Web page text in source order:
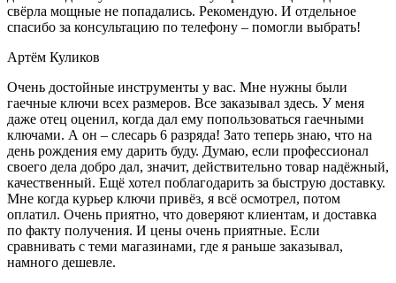
свёрла мощные не попадались. Рекомендую. И отдельное
спасибо за консультацию по телефону – помогли выбрать!
Артём Куликов
Очень достойные инструменты у вас. Мне нужны были
гаечные ключи всех размеров. Все заказывал здесь. У меня
даже отец оценил, когда дал ему попользоваться гаечными
ключами. А он – слесарь 6 разряда! Зато теперь знаю, что на
день рождения ему дарить буду. Думаю, если профессионал
своего дела добро дал, значит, действительно товар надёжный,
качественный. Ещё хотел поблагодарить за быструю доставку.
Мне когда курьер ключи привёз, я всё осмотрел, потом
оплатил. Очень приятно, что доверяют клиентам, и доставка
по факту получения. И цены очень приятные. Если
сравнивать с теми магазинами, где я раньше заказывал,
намного дешевле.